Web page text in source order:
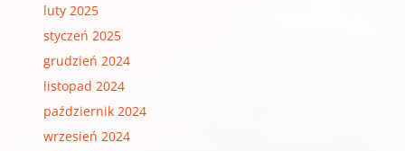
luty 2025
styczeń 2025
grudzień 2024
listopad 2024
październik 2024
wrzesień 2024